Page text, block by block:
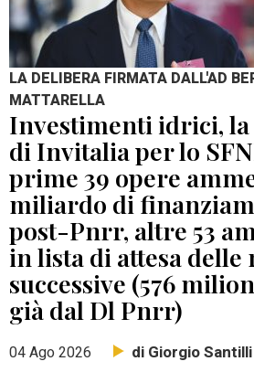
LA DELIBERA FIRMATA DALL'AD
MATTARELLA
Investimenti idrici,
di Invitalia per lo
prime 39 opere
miliardo di
post-Pnrr, altre 53
in lista di attesa delle
successive (576
già dal Dl Pnrr)
04 Ago 2026 di Giorgio Santilli